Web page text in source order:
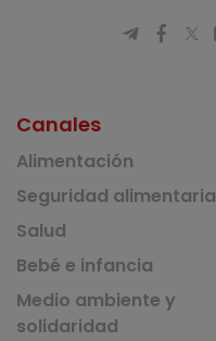
Canales
Alimentación
Seguridad alimentaria
Salud
Bebé e infancia
Medio ambiente y
solidaridad